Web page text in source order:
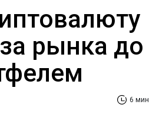
рынка до
6 мин